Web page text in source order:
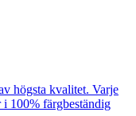
högsta kvalitet. Varje
i 100% färgbeständig